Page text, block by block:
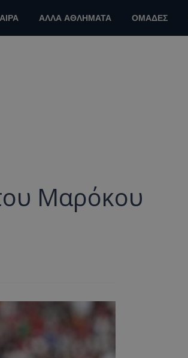
ΑΛΛΑ ΑΘΛΗΜΑΤΑ ΟΜΑΔΕΣ
Μαρόκου